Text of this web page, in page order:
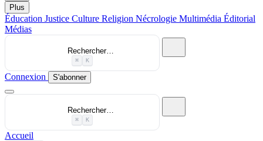
Plus
Éducation Justice Culture Religion Nécrologie Multimédia Éditorial
Médias
Rechercher…
⌘ K
Connexion S'abonner
Rechercher…
⌘ K
Accueil